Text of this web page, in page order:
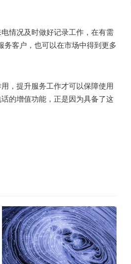
情况及时做好记录工作，在有需
客户，也可以在市场中得到更多
，提升服务工作才可以保障使用
的增值功能，正是因为具备了这